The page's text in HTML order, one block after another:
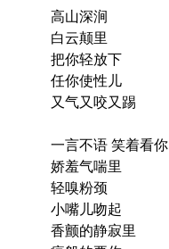
高山深涧
白云颠里
把你轻放下
任你使性儿
又气又咬又踢
一言不语 笑着看你
娇羞气喘里
轻嗅粉颈
小嘴儿吻起
香颤的静寂里